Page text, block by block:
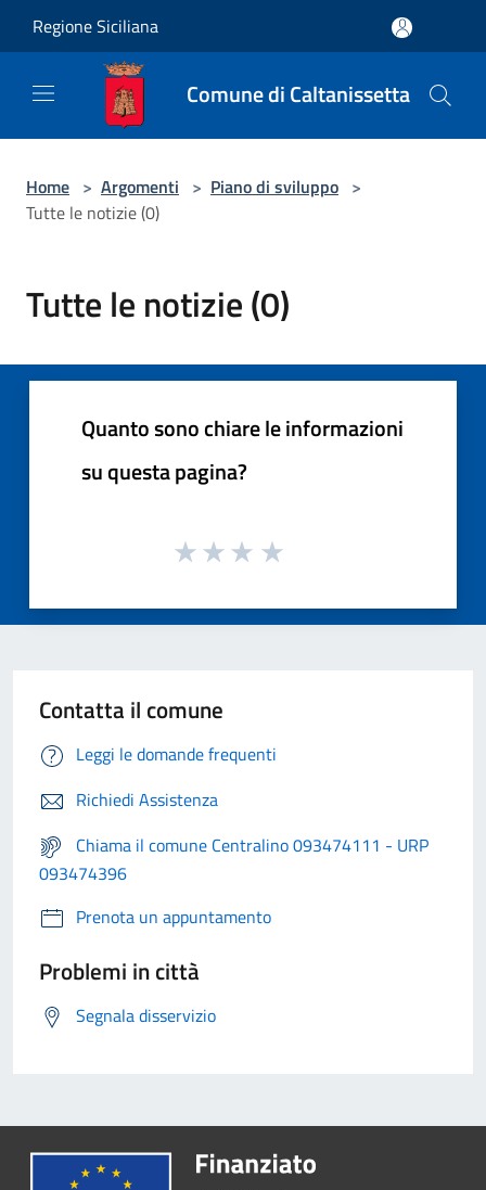
Regione Siciliana
Comune di Caltanissetta
Home > Argomenti > Piano di sviluppo >
Tutte le notizie (0)
Tutte le notizie (0)
Quanto sono chiare le informazioni
su questa pagina?
Contatta il comune
Leggi le domande frequenti
Richiedi Assistenza
Chiama il comune Centralino 093474111 - URP
093474396
Prenota un appuntamento
Problemi in città
Segnala disservizio